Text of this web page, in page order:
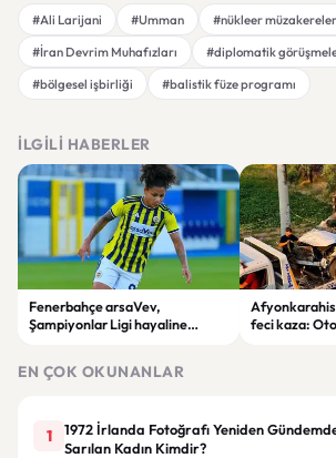
#Ali Larijani #Umman #nükleer müzakereler
#İran Devrim Muhafızları
#diplomatik
#bölgesel işbirliği
#balistik füze programı
İLGILI HABERLER
Fenerbahçe arsaVev,
Şampiyonlar Ligi hayaline
feci kaza:
EN ÇOK OKUNANLAR
1
1972 İrlanda Fotoğrafı Yeniden
Sarılan Kadın Kimdir?